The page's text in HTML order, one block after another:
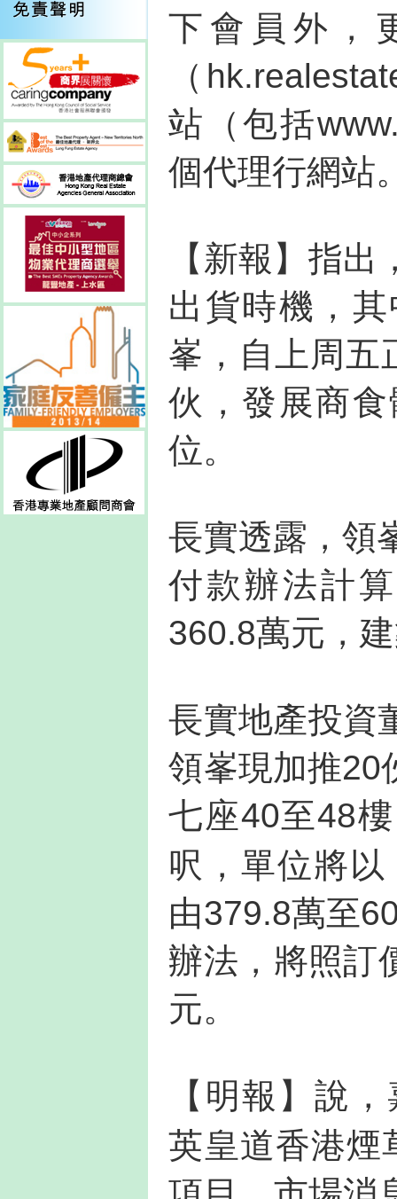
下會員外，
（
站（包括
個代理行網站
【新報】指
出貨時機，
峯，自上周五
伙，發展商
位。
長實透露，領
付款辦法計
360.8萬元，
長實地產投資
領峯現加推20
七座40至48
呎，單位將以
由379.8萬至
辦法，將照訂
元。
【明報】說
英皇道香港煙